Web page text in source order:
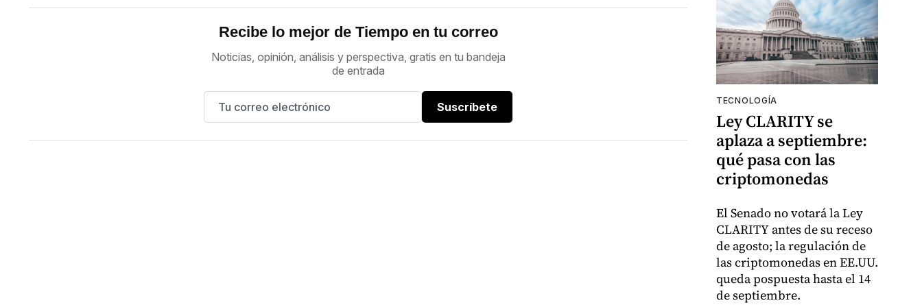
Recibe lo mejor de Tiempo en tu correo
Noticias, opinión, análisis y perspectiva, gratis en tu bandeja
de entrada
Suscríbete TECNOLOGÍA
Ley CLARITY se
aplaza a septiembre:
qué pasa con las
criptomonedas
El Senado no votará la Ley
CLARITY antes de su receso
de agosto; la regulación de
las criptomonedas en EE.UU.
queda pospuesta hasta el 14
de septiembre.